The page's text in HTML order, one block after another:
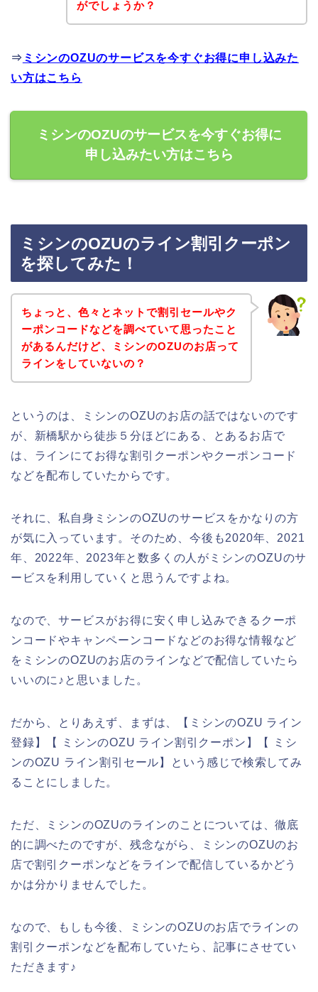
がでしょうか？
⇒ ミシンのOZUのサービスを今すぐお得に申し込みた
い方はこちら
ミシンのOZUのサービスを今すぐお得に
申し込みたい方はこちら
ミシンのOZUのライン割引クーポン
を探してみた！
ちょっと、色々とネットで割引セールやク
ーポンコードなどを調べていて思ったこと
があるんだけど、ミシンのOZUのお店って
ラインをしていないの？
というのは、ミシンのOZUのお店の話ではないのです
が、新橋駅から徒歩５分ほどにある、とあるお店で
は、ラインにてお得な割引クーポンやクーポンコード
などを配布していたからです。
それに、私自身ミシンのOZUのサービスをかなりの方
が気に入っています。そのため、今後も2020年、2021
年、2022年、2023年と数多くの人がミシンのOZUのサ
ービスを利用していくと思うんですよね。
なので、サービスがお得に安く申し込みできるクーポ
ンコードやキャンペーンコードなどのお得な情報など
をミシンのOZUのお店のラインなどで配信していたら
いいのに♪と思いました。
だから、とりあえず、まずは、【ミシンのOZU ライン
登録】【 ミシンのOZU ライン割引クーポン】【 ミシ
ンのOZU ライン割引セール】という感じで検索してみ
ることにしました。
ただ、ミシンのOZUのラインのことについては、徹底
的に調べたのですが、残念ながら、ミシンのOZUのお
店で割引クーポンなどをラインで配信しているかどう
かは分かりませんでした。
なので、もしも今後、ミシンのOZUのお店でラインの
割引クーポンなどを配布していたら、記事にさせてい
ただきます♪